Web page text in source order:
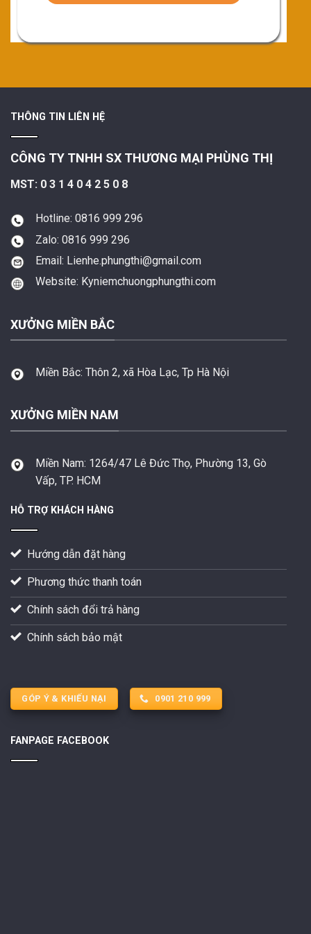
THÔNG TIN LIÊN HỆ
CÔNG TY TNHH SX THƯƠNG MẠI PHÙNG THỊ
MST: 0 3 1 4 0 4 2 5 0 8
Hotline: 0816 999 296
Zalo: 0816 999 296
Email: Lienhe.phungthi@gmail.com
Website: Kyniemchuongphungthi.com
XƯỞNG MIỀN BẮC
Miền Bắc: Thôn 2, xã Hòa Lạc, Tp Hà Nội
XƯỞNG MIỀN NAM
Miền Nam: 1264/47 Lê Đức Thọ, Phường 13, Gò
Vấp, TP. HCM
HỖ TRỢ KHÁCH HÀNG
Hướng dẫn đặt hàng
Phương thức thanh toán
Chính sách đổi trả hàng
Chính sách bảo mật
GÓP Ý & KHIẾU NẠI 0901 210 999
FANPAGE FACEBOOK